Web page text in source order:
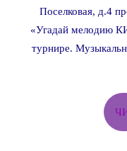
Поселковая, д.4
«Угадай мелодию
турнире.